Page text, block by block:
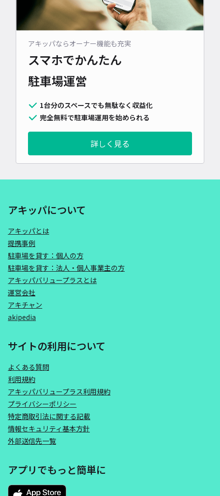
アキッパならオーナー機能も充実
スマホでかんたん
駐車場運営
1台分のスペースでも無駄なく収益化
完全無料で駐車場運用を始められる
詳しく見る
アキッパについて
アキッパとは
提携事例
駐車場を貸す：個人の方
駐車場を貸す：法人・個人事業主の方
アキッパバリュープラスとは
運営会社
アキチャン
akipedia
サイトの利用について
よくある質問
利用規約
アキッパバリュープラス利用規約
プライバシーポリシー
特定商取引法に関する記載
情報セキュリティ基本方針
外部送信先一覧
アプリでもっと簡単に